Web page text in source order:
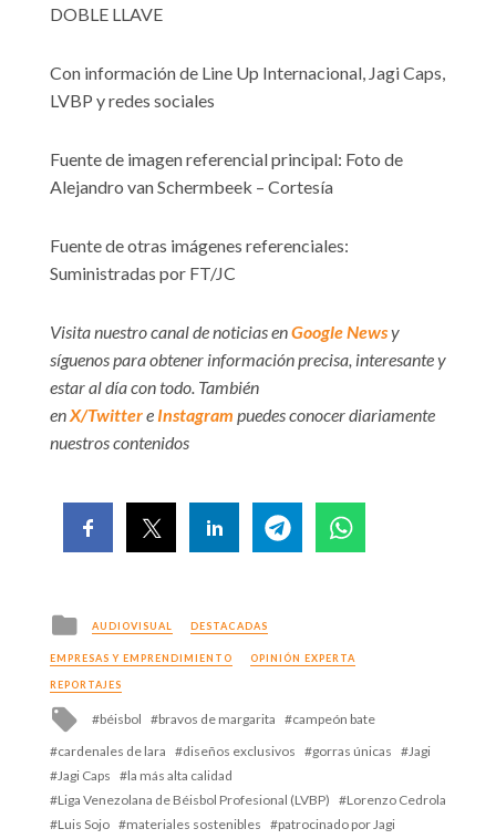
DOBLE LLAVE
Con información de Line Up Internacional, Jagi Caps,
LVBP y redes sociales
Fuente de imagen referencial principal: Foto de
Alejandro van Schermbeek – Cortesía
Fuente de otras imágenes referenciales:
Suministradas por FT/JC
Visita nuestro canal de noticias enGoogle Newsy
síguenos para obtener información precisa, interesante y
estar al día con todo. También
enX/Twittere Instagram puedes conocer diariamente
nuestros contenidos
Posted
in
AUDIOVISUAL DESTACADAS
EMPRESAS Y EMPRENDIMIENTO OPINIÓN EXPERTA
REPORTAJES
Tagged
béisbol bravos de margarita
campeón bate
cardenales de lara
diseños exclusivos gorras únicas
Jagi
Jagi Caps
la más alta calidad
Liga Venezolana de Béisbol Profesional (LVBP)
Lorenzo Cedrola
Luis Sojo
materiales sostenibles
patrocinado por Jagi